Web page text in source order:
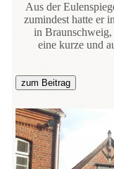
Aus der
zumindest hatte er
in
eine kurze und
zum Beitrag